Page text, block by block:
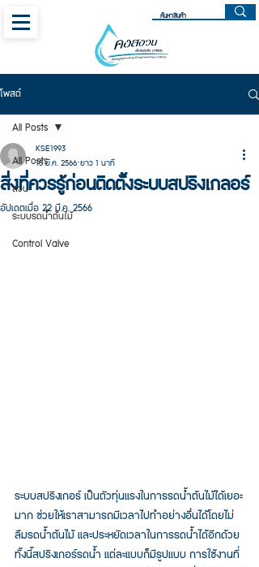
โพสต์
All Posts
สวน
ระบบรดน้ำต้นไม้
Control Valve
All Posts
สิ่งที่ควรรู้ก่อนติดตั้งระบบสปริงเกลอร์
KSE1993
15 มี.ค. 2566 ยาว 1 นาที
อัปเดตเมื่อ 22 มี.ค. 2566
ระบบสปริงเกอร์ เป็นตัวทุ่นแรงในการรดน้ำต้นไม้ได้เยอะ
มาก ช่วยให้เราสามารถมีเวลาไปทำอย่างอื่นได้โดยไม่
ลืมรดน้ำต้นไม้ และประหยัดเวลาในการรดน้ำได้อีกด้วย
ทั้งนี้สปริงเกอร์รดน้ำ แต่ละแบบก็มีรูปแบบ การใช้งานที่